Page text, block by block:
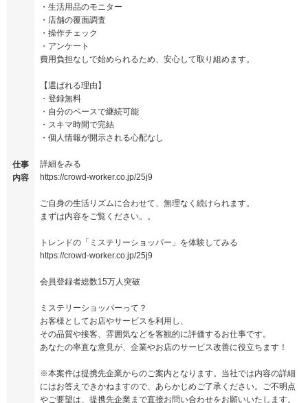
仕事
内容
・生活用品のモニター
・店舗の覆面調査
・操作チェック
・アンケート
費用負担なしで始められるため、安心して取り組めます。
【選ばれる理由】
・登録無料
・自分のペースで継続可能
・スキマ時間で完結
・個人情報が開示される心配なし
詳細をみる
https://crowd-worker.co.jp/25j9
ご自身の生活リズムに合わせて、無理なく続けられます。
まずは内容をご覧ください。。
トレンドの「ミステリーショッパー」を体験してみる
https://crowd-worker.co.jp/25j9
会員登録者総数15万人突破
ミステリーショッパーって？
お客様としてお店やサービスを利用し、
その品質や接客、雰囲気などを客観的に評価するお仕事です。
あなたの率直な意見が、企業やお店のサービス改善に役立ちます！
※本案件は提携先企業からのご案内となります。当社では内容の詳細
にはお答えできかねますので、あらかじめご了承ください。ご不明点
やご要望は、提携先企業まで直接お問い合わせをお願いいたします。